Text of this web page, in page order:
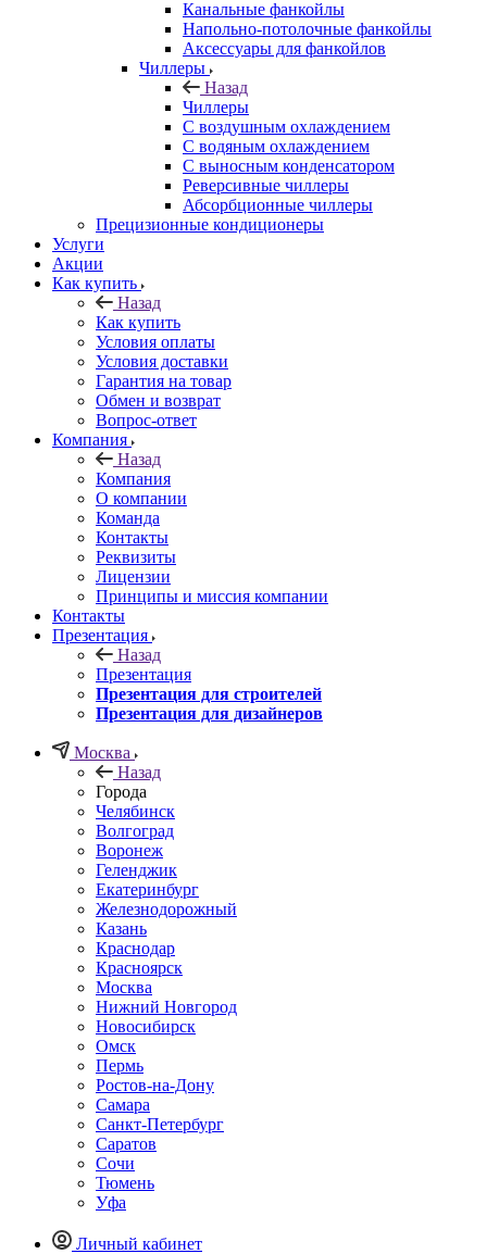
Канальные фанкойлы
Напольно-потолочные фанкойлы
Аксессуары для фанкойлов
Чиллеры
Назад
Чиллеры
С воздушным охлаждением
С водяным охлаждением
С выносным конденсатором
Реверсивные чиллеры
Абсорбционные чиллеры
Прецизионные кондиционеры
Услуги
Акции
Как купить
Назад
Как купить
Условия оплаты
Условия доставки
Гарантия на товар
Обмен и возврат
Вопрос-ответ
Компания
Назад
Компания
О компании
Команда
Контакты
Реквизиты
Лицензии
Принципы и миссия компании
Контакты
Презентация
Назад
Презентация
Презентация для строителей
Презентация для дизайнеров
Москва
Назад
Города
Челябинск
Волгоград
Воронеж
Геленджик
Екатеринбург
Железнодорожный
Казань
Краснодар
Красноярск
Москва
Нижний Новгород
Новосибирск
Омск
Пермь
Ростов-на-Дону
Самара
Санкт-Петербург
Саратов
Сочи
Тюмень
Уфа
Личный кабинет